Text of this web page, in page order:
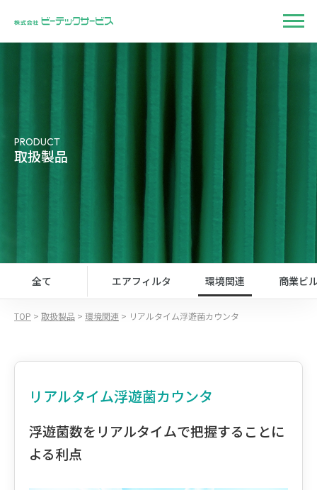
PRODUCT
取扱製品
全て エアフィルタ 環境関連 商業ビ
TOP > 取扱製品 > 環境関連 > リアルタイム浮遊菌カウンタ
リアルタイム浮遊菌カウンタ
浮遊菌数をリアルタイムで把握することに
よる利点